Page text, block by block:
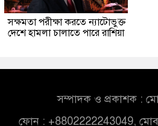
সক্ষমতা পরীক্ষা করতে ন্যাটোভুক্ত
দেশে হামলা চালাতে পারে রাশিয়া
সম্পাদক ও প্রকাশক :
ফোন : +8802222243049,